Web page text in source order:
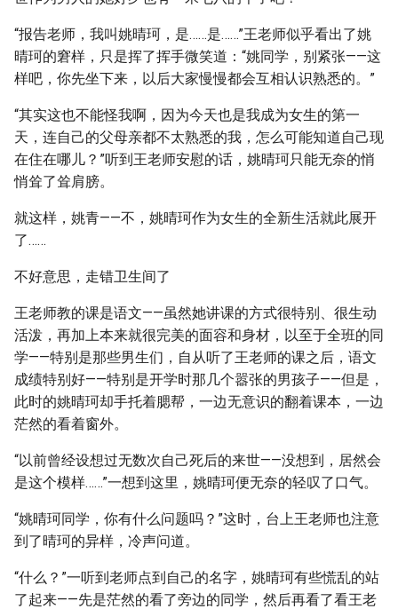
“报告老师，我叫姚晴珂，是……是……”王老师似乎看出了姚
晴珂的窘样，只是挥了挥手微笑道：“姚同学，别紧张——这
样吧，你先坐下来，以后大家慢慢都会互相认识熟悉的。”
“其实这也不能怪我啊，因为今天也是我成为女生的第一
天，连自己的父母亲都不太熟悉的我，怎么可能知道自己现
在住在哪儿？”听到王老师安慰的话，姚晴珂只能无奈的悄
悄耸了耸肩膀。
就这样，姚青——不，姚晴珂作为女生的全新生活就此展开
了……
不好意思，走错卫生间了
王老师教的课是语文——虽然她讲课的方式很特别、很生动
活泼，再加上本来就很完美的面容和身材，以至于全班的同
学——特别是那些男生们，自从听了王老师的课之后，语文
成绩特别好——特别是开学时那几个嚣张的男孩子——但是，
此时的姚晴珂却手托着腮帮，一边无意识的翻着课本，一边
茫然的看着窗外。
“以前曾经设想过无数次自己死后的来世——没想到，居然会
是这个模样……”一想到这里，姚晴珂便无奈的轻叹了口气。
“姚晴珂同学，你有什么问题吗？”这时，台上王老师也注意
到了晴珂的异样，冷声问道。
“什么？”一听到老师点到自己的名字，姚晴珂有些慌乱的站
了起来——先是茫然的看了旁边的同学，然后再看了看王老